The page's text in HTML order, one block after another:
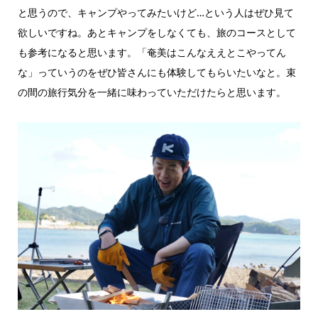
と思うので、キャンプやってみたいけど…という人はぜひ見て
欲しいですね。あとキャンプをしなくても、旅のコースとして
も参考になると思います。「奄美はこんなええとこやってん
な」っていうのをぜひ皆さんにも体験してもらいたいなと。束
の間の旅行気分を一緒に味わっていただけたらと思います。